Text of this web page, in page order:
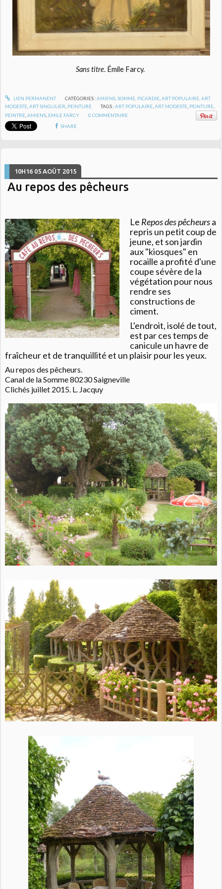
Sans titre. Émile Farcy.
LIEN PERMANENT CATÉGORIES :AMIENS, SOMME, PICARDIE, ART POPULAIRE, ART
MODESTE ,ART SINGULIER PEINTURE TAGS :ART POPULAIRE ,ART MODESTE PEINTURE
PEINTRE ,AMIENS EMILE FARCY 0 COMMENTAIRE
SHARE
10H16 05 AOÛT 2015
Au repos des pêcheurs
Le Repos des pêcheursa
repris un petit coup de
jeune, et son jardin
aux "kiosques" en
rocaille a profité d'une
coupe sévère de la
végétation pour nous
rendre ses
constructions de
ciment.
L'endroit, isolé de tout,
est par ces temps de
canicule un havre de
fraîcheur et de tranquillité et un plaisir pour les yeux.
Au repos des pêcheurs.
Canal de la Somme 80230 Saigneville
Clichés juillet 2015. L. Jacquy